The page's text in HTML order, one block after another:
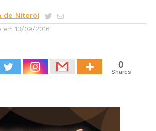
de Niterói
em 13/09/2016
0
Shares